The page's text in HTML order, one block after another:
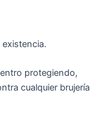
protegiendo,
cualquier brujería